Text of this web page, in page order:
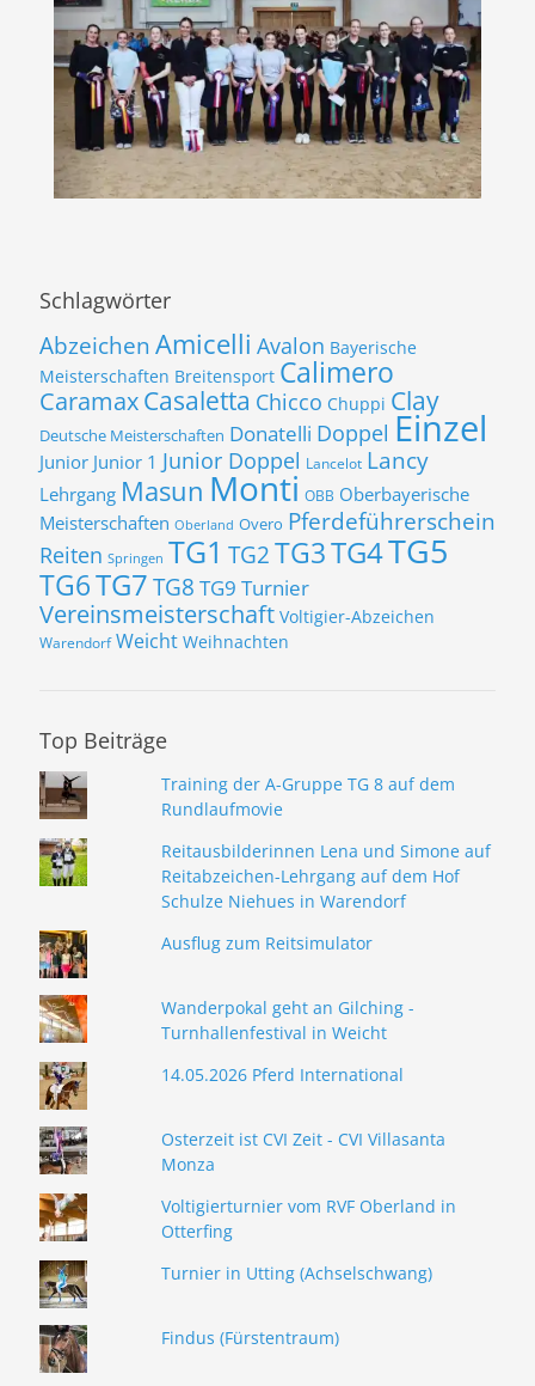
Schlagwörter
Abzeichen Amicelli Avalon Bayerische
Meisterschaften Breitensport Calimero
CaramaxCasaletta Chicco Chuppi Clay
Deutsche Meisterschaften Donatelli Doppel Einzel
Junior Junior 1 Junior Doppel Lancelot Lancy
Lehrgang Masun Monti OBB Oberbayerische
Meisterschaften Oberland Overo Pferdeführerschein
Reiten Springen TG1 TG2TG3TG4TG5
TG6TG7TG8 TG9 Turnier
Vereinsmeisterschaft Voltigier-Abzeichen
Warendorf Weicht Weihnachten
Top Beiträge
Training der A-Gruppe TG 8 auf dem
Rundlaufmovie
Reitausbilderinnen Lena und Simone auf
Reitabzeichen-Lehrgang auf dem Hof
Schulze Niehues in Warendorf
Ausflug zum Reitsimulator
Wanderpokal geht an Gilching -
Turnhallenfestival in Weicht
14.05.2026 Pferd International
Osterzeit ist CVI Zeit - CVI Villasanta
Monza
Voltigierturnier vom RVF Oberland in
Otterfing
Turnier in Utting (Achselschwang)
Findus (Fürstentraum)